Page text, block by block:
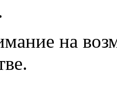
на